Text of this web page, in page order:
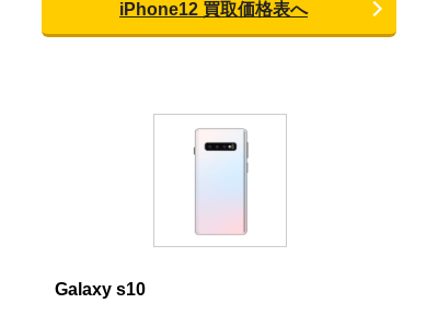
iPhone12 買取価格表へ
Galaxy s10